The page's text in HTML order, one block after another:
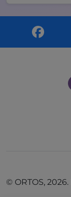
© ORTOS,